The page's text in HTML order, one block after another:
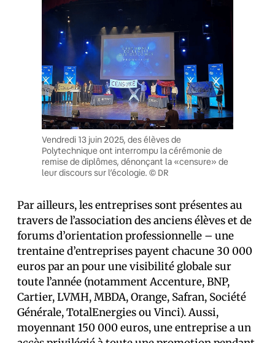
Vendredi 13 juin 2025, des élèves de
Polytechnique ont interrompu la cérémonie de
remise de diplômes, dénonçant la «censure» de
leur discours sur l’écologie. © DR
Par ailleurs, les entreprises sont présentes au
travers de l’association des anciens élèves et de
forums d’orientation professionnelle – une
trentaine d’entreprises payent chacune 30 000
euros par an pour une visibilité globale sur
toute l’année (notamment Accenture, BNP,
Cartier, LVMH, MBDA, Orange, Safran, Société
Générale, TotalEnergies ou Vinci). Aussi,
moyennant 150 000 euros, une entreprise a un